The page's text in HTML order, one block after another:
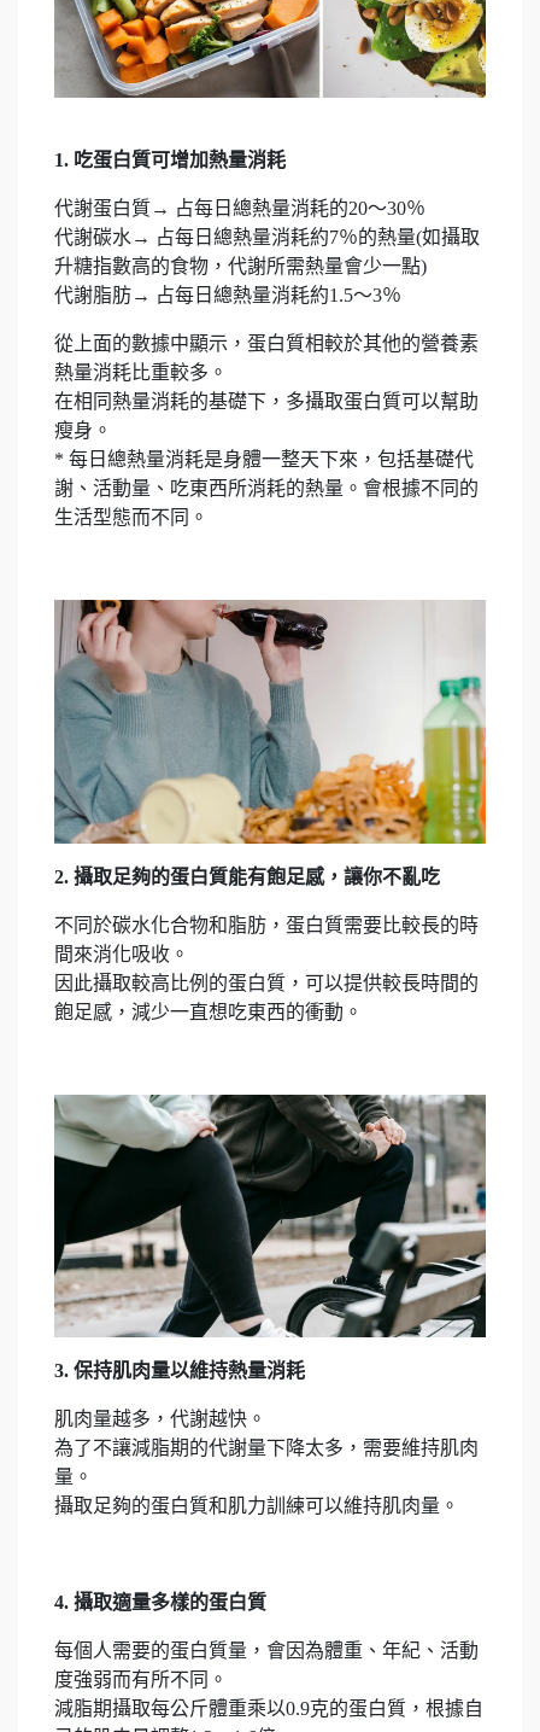
1. 吃蛋白質可增加熱量消耗
代謝蛋白質→ 占每日總熱量消耗的20～30％
代謝碳水→ 占每日總熱量消耗約7％的熱量(如攝取
升糖指數高的食物，代謝所需熱量會少一點)
代謝脂肪→ 占每日總熱量消耗約1.5～3％
從上面的數據中顯示，蛋白質相較於其他的營養素
熱量消耗比重較多。
在相同熱量消耗的基礎下，多攝取蛋白質可以幫助
瘦身。
* 每日總熱量消耗是身體一整天下來，包括基礎代
謝、活動量、吃東西所消耗的熱量。會根據不同的
生活型態而不同。
2. 攝取足夠的蛋白質能有飽足感，讓你不亂吃
不同於碳水化合物和脂肪，蛋白質需要比較長的時
間來消化吸收。
因此攝取較高比例的蛋白質，可以提供較長時間的
飽足感，減少一直想吃東西的衝動。
3. 保持肌肉量以維持熱量消耗
肌肉量越多，代謝越快。
為了不讓減脂期的代謝量下降太多，需要維持肌肉
量。
攝取足夠的蛋白質和肌力訓練可以維持肌肉量。
4. 攝取適量多樣的蛋白質
每個人需要的蛋白質量，會因為體重、年紀、活動
度強弱而有所不同。
減脂期攝取每公斤體重乘以0.9克的蛋白質，根據自